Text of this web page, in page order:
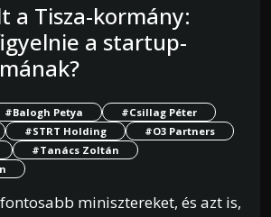
a Tisza-kormány:
a startup-
#Balogh Petya
#Csillag Péter
#STRT Holding
#O3 Partners
#Tanács Zoltán
minisztereket, és azt is,